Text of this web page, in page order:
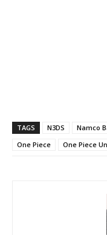
TAGS N3DS Namco
One Piece
One Piece